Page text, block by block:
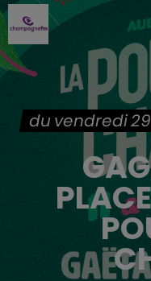
du vendredi